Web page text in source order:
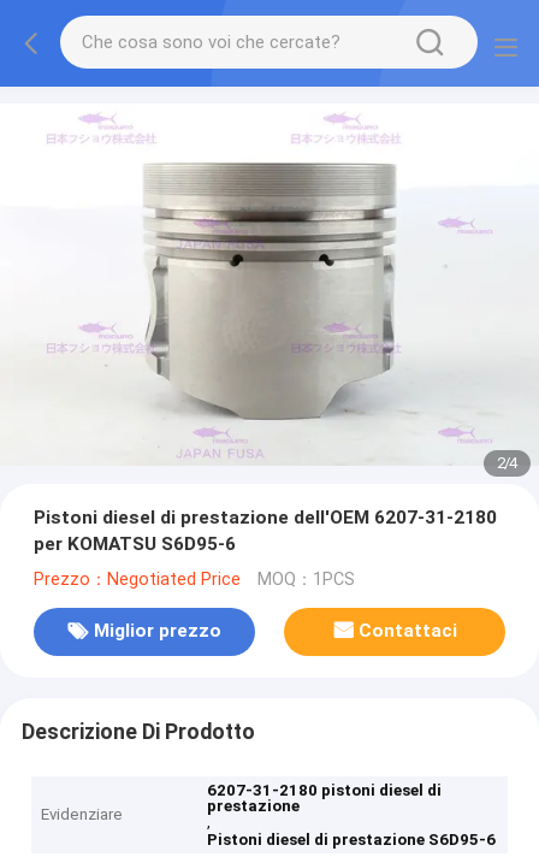
2/4
Pistoni diesel di prestazione dell'OEM 6207-31-2180
per KOMATSU S6D95-6
Prezzo：Negotiated Price MOQ：1PCS
Miglior prezzo Contattaci
Descrizione Di Prodotto
Evidenziare
6207-31-2180 pistoni diesel di
prestazione
,
Pistoni diesel di prestazione S6D95-6